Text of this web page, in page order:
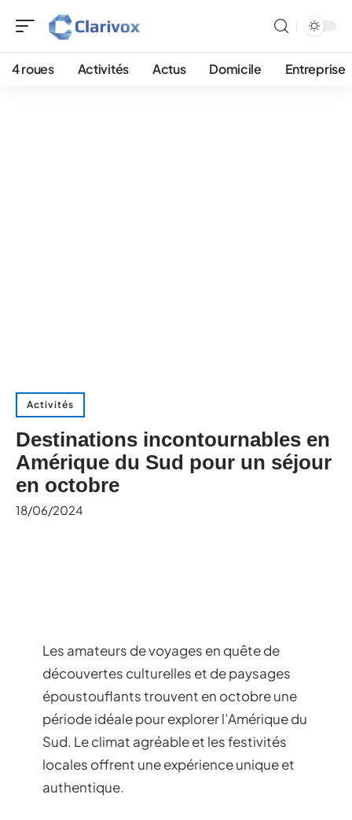
4 roues Activités Actus Domicile Entreprise
Activités
Destinations incontournables en
Amérique du Sud pour un séjour
en octobre
18/06/2024
Les amateurs de voyages en quête de
découvertes culturelles et de paysages
époustouflants trouvent en octobre une
période idéale pour explorer l’Amérique du
Sud. Le climat agréable et les festivités
locales offrent une expérience unique et
authentique.